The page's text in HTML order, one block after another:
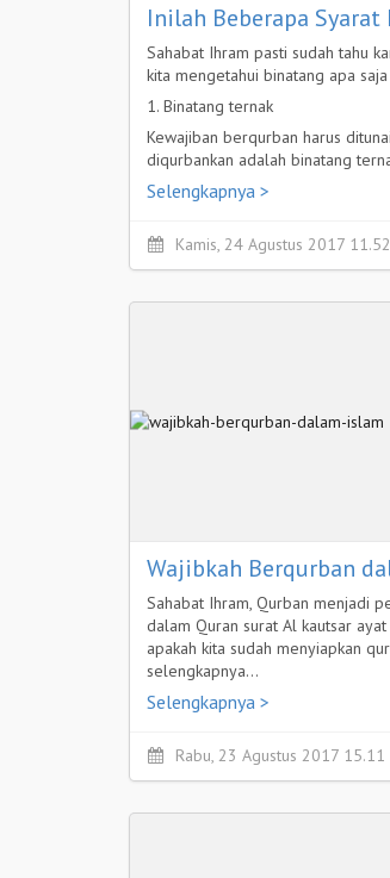
Inilah Beberapa Syarat
Sahabat Ihram pasti sudah tahu
kita mengetahui binatang apa
1. Binatang ternak
Kewajiban berqurban harus
diqurbankan adalah binatang
Selengkapnya >
Kamis, 24 Agustus 2017 11.52
Wajibkah Berqurban
Sahabat Ihram, Qurban menjadi
dalam Quran surat Al kautsar
apakah kita sudah menyiapkan
selengkapnya…
Selengkapnya >
Rabu, 23 Agustus 2017 15.11